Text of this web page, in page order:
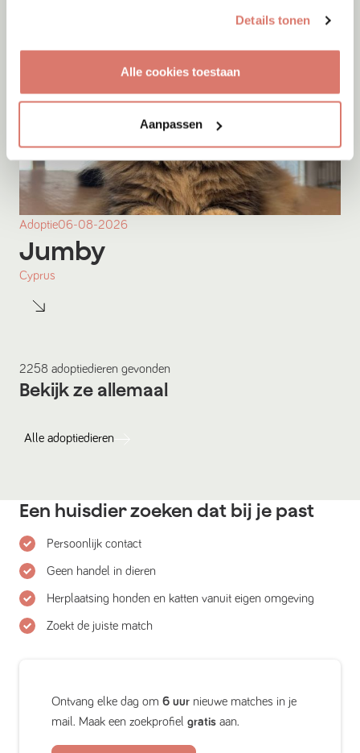
Details tonen
Alle cookies toestaan
Aanpassen
Adoptie06-08-2026
Jumby
Cyprus
2258 adoptiedieren gevonden
Bekijk ze allemaal
Alle adoptiedieren
Een huisdier zoeken dat bij je past
Persoonlijk contact
Geen handel in dieren
Herplaatsing honden en katten vanuit eigen omgeving
Zoekt de juiste match
Ontvang elke dag om 6 uur nieuwe matches in je
mail. Maak een zoekprofiel gratis aan.